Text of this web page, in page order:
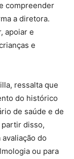
compreender
a diretora.
apoiar e
e
ressalta que
do histórico
de saúde e de
partir disso,
do
ou para